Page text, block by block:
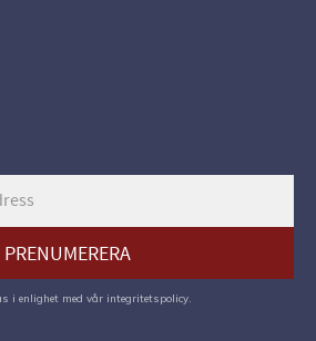
PRENUMERERA
i enlighet med vår integritetspolicy